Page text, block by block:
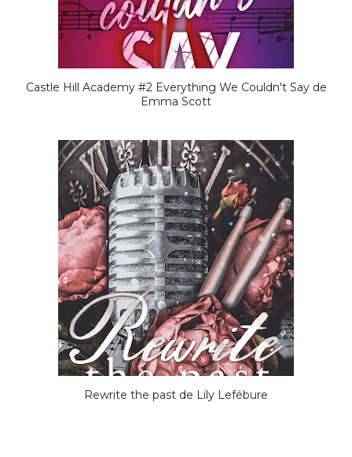
Castle Hill Academy #2 Everything We Couldn't Say de
Emma Scott
Rewrite the past de Lily Lefébure